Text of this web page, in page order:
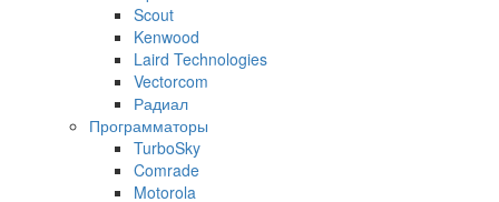
Scout
Kenwood
Laird Technologies
Vectorcom
Радиал
Программаторы
TurboSky
Comrade
Motorola